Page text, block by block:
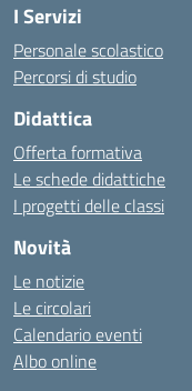
I Servizi
Personale scolastico
Percorsi di studio
Didattica
Offerta formativa
Le schede didattiche
I progetti delle classi
Novità
Le notizie
Le circolari
Calendario eventi
Albo online